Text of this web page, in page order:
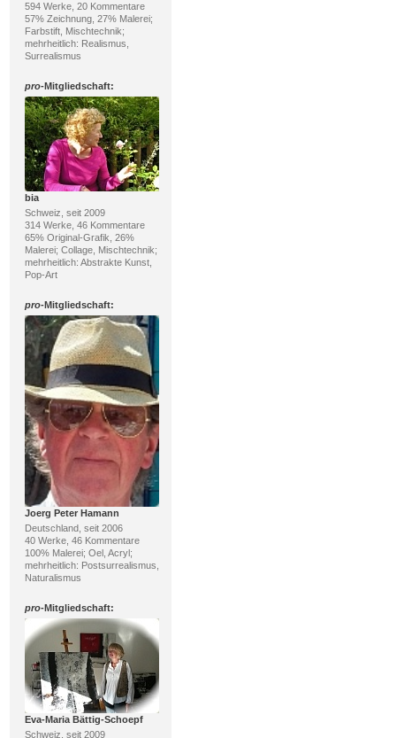
594 Werke, 20 Kommentare
57% Zeichnung, 27% Malerei;
Farbstift, Mischtechnik;
mehrheitlich: Realismus,
Surrealismus
pro-Mitgliedschaft:
bia
Schweiz, seit 2009
314 Werke, 46 Kommentare
65% Original-Grafik, 26%
Malerei; Collage, Mischtechnik;
mehrheitlich: Abstrakte Kunst,
Pop-Art
pro-Mitgliedschaft:
Joerg Peter Hamann
Deutschland, seit 2006
40 Werke, 46 Kommentare
100% Malerei; Oel, Acryl;
mehrheitlich: Postsurrealismus,
Naturalismus
pro-Mitgliedschaft:
Eva-Maria Bättig-Schoepf
Schweiz, seit 2009